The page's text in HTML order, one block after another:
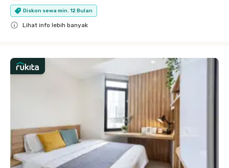
Diskon sewa min. 12 Bulan
Lihat info lebih banyak